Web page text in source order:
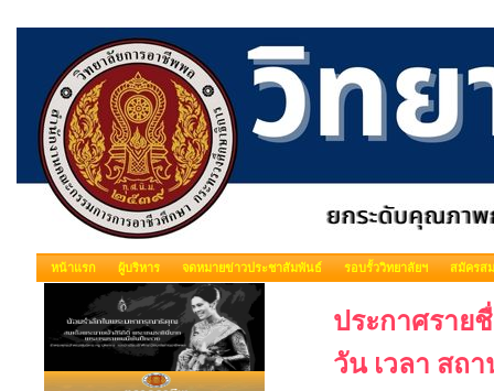
หน้าแรก ผู้บริหาร จดหมายข่าวประชาสัมพันธ์ รอบรั้ววิทยาลัยฯ สมัครส
ประกาศราย
วัน เวลา สถ